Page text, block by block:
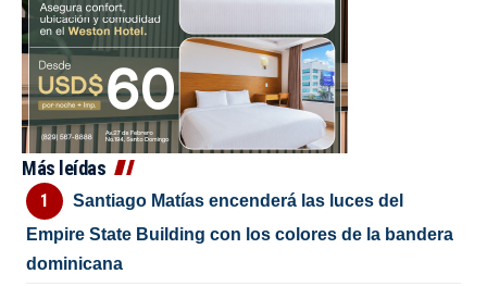
Más leídas
Santiago Matías encenderá las luces del
Empire State Building con los colores de la bandera
dominicana